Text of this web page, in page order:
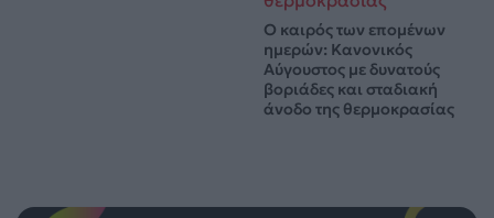
Ο καιρός των επομένων
ημερών: Κανονικός
Αύγουστος με δυνατούς
βοριάδες και σταδιακή
άνοδο της θερμοκρασίας